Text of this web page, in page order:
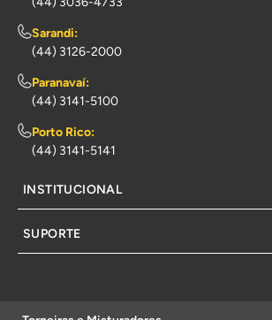
Sarandi:
(44) 3126-2000
Paranavaí:
(44) 3141-5100
Porto Rico:
(44) 3141-5141
INSTITUCIONAL
SUPORTE